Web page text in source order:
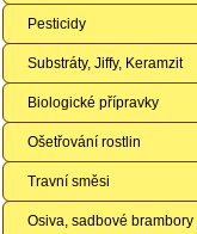
Pesticidy
Substráty, Jiffy, Keramzit
Biologické přípravky
Ošetřování rostlin
Travní směsi
Osiva, sadbové brambory